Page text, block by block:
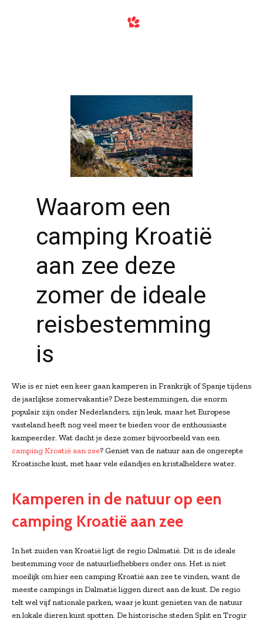
Waarom een
camping Kroatië
aan zee deze
zomer de ideale
reisbestemming
is
Wie is er niet een keer gaan kamperen in Frankrijk of Spanje tijdens
de jaarlijkse zomervakantie? Deze bestemmingen, die enorm
populair zijn onder Nederlanders, zijn leuk, maar het Europese
vasteland heeft nog veel meer te bieden voor de enthousiaste
kampeerder. Wat dacht je deze zomer bijvoorbeeld van een
camping Kroatië aan zee? Geniet van de natuur aan de ongerepte
Kroatische kust, met haar vele eilandjes en kristalheldere water.
Kamperen in de natuur op een
camping Kroatië aan zee
In het zuiden van Kroatië ligt de regio Dalmatië. Dit is de ideale
bestemming voor de natuurliefhebbers onder ons. Het is niet
moeilijk om hier een camping Kroatië aan zee te vinden, want de
meeste campings in Dalmatië liggen direct aan de kust. De regio
telt wel vijf nationale parken, waar je kunt genieten van de natuur
en lokale dieren kunt spotten. De historische steden Split en Trogir